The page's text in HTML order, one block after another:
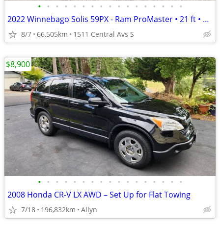
• • • • • • • • • • • • • • • • •
2022 Winnebago Solis 59PX - Ram ProMaster • 21 ft • Gasoline
8/7 66,505km 1511 Central Avs S
• • • • • • • • • • • • • • • • •
2008 Honda CR-V LX AWD – Set Up for Flat Towing
7/18 196,832km Allyn
$8,900